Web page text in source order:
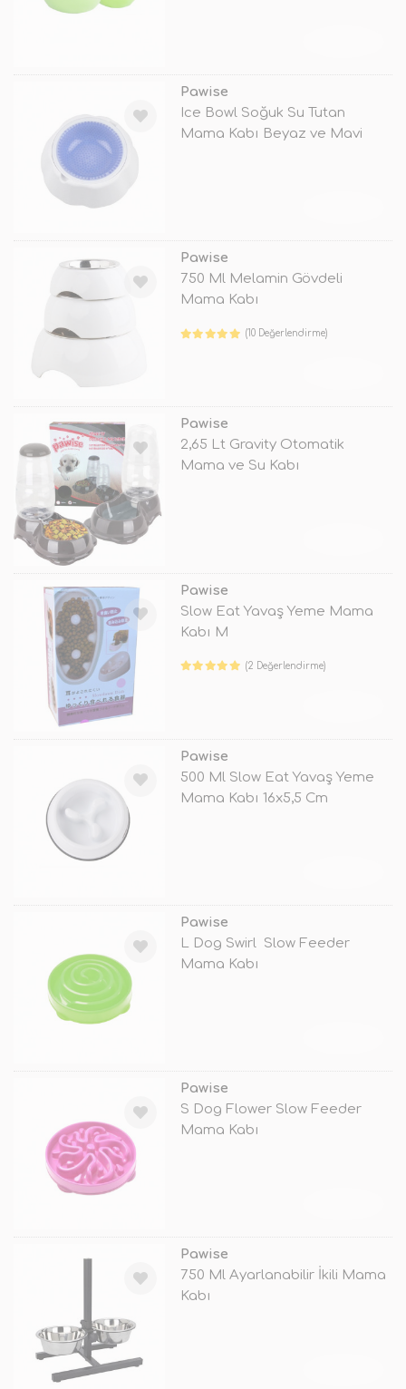
Pawise
Ice Bowl Soğuk Su Tutan
Mama Kabı Beyaz ve Mavi
Pawise
750 Ml Melamin Gövdeli
Mama Kabı
(10 Değerlendirme)
Pawise
2,65 Lt Gravity Otomatik
Mama ve Su Kabı
Pawise
Slow Eat Yavaş Yeme Mama
Kabı M
(2 Değerlendirme)
Pawise
500 Ml Slow Eat Yavaş Yeme
Mama Kabı 16x5,5 Cm
Pawise
L Dog Swirl Slow Feeder
Mama Kabı
Pawise
S Dog Flower Slow Feeder
Mama Kabı
Pawise
750 Ml Ayarlanabilir İkili Mama
Kabı